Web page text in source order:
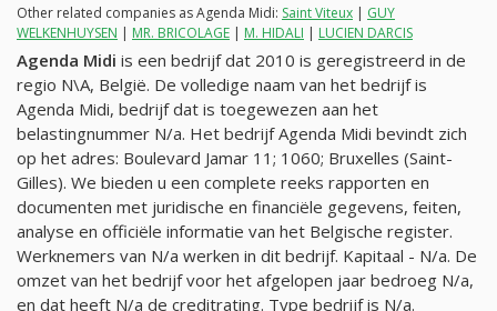
Other related companies as Agenda Midi: Saint Viteux | GUY
WELKENHUYSEN | MR. BRICOLAGE | M. HIDALI | LUCIEN DARCIS
Agenda Midi is een bedrijf dat 2010 is geregistreerd in de
regio N\A, België. De volledige naam van het bedrijf is
Agenda Midi, bedrijf dat is toegewezen aan het
belastingnummer N/a. Het bedrijf Agenda Midi bevindt zich
op het adres: Boulevard Jamar 11; 1060; Bruxelles (Saint-
Gilles). We bieden u een complete reeks rapporten en
documenten met juridische en financiële gegevens, feiten,
analyse en officiële informatie van het Belgische register.
Werknemers van N/a werken in dit bedrijf. Kapitaal - N/a. De
omzet van het bedrijf voor het afgelopen jaar bedroeg N/a,
en dat heeft N/a de creditrating. Type bedrijf is N/a.